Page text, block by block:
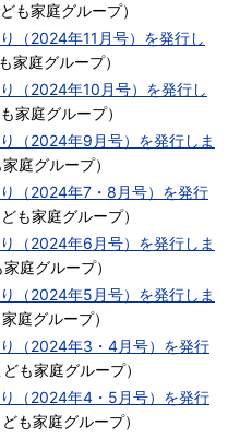
も家庭グループ）
（2024年11月号）を発行し
家庭グループ）
（2024年10月号）を発行し
家庭グループ）
（2024年9月号）を発行しま
家庭グループ）
（2024年7・8月号）を発行
ども家庭グループ）
（2024年6月号）を発行しま
家庭グループ）
（2024年5月号）を発行しま
庭グループ）
（2024年3・4月号）を発行
ども家庭グループ）
（2024年4・5月号）を発行
ども家庭グループ）